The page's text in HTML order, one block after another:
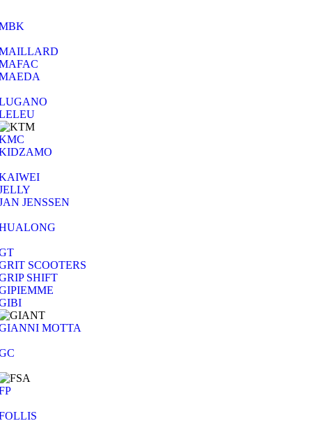
JENSSEN
SCOOTERS
SHIFT
MOTTA